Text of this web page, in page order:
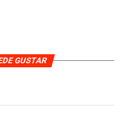
GUSTAR